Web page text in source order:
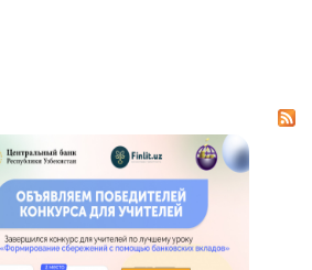
Кейс-чемпионат
Тренинги и семинары
Новости finlit.uz